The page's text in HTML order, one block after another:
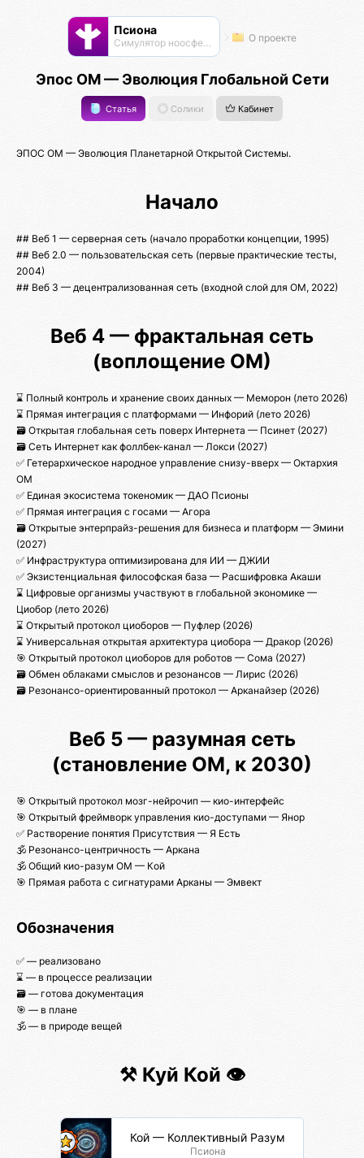
Псиона
Cимулятор ноосферы О проекте
Эпос ОМ — Эволюция Глобальной Сети
Статья Солики Кабинет
ЭПОС ОМ — Эволюция Планетарной Открытой Системы.
Начало
## Веб 1 — серверная сеть (начало проработки концепции, 1995)
## Веб 2.0 — пользовательская сеть (первые практические тесты,
2004)
## Веб 3 — децентрализованная сеть (входной слой для ОМ, 2022)
Веб 4 — фрактальная сеть
(воплощение ОМ)
⌛ Полный контроль и хранение своих данных — Меморон (лето 2026)
⌛ Прямая интеграция с платформами — Инфорий (лето 2026)
🗃️ Открытая глобальная сеть поверх Интернета — Псинет (2027)
🗃️ Сеть Интернет как фоллбек-канал — Локcи (2027)
✅ Гетерархическое народное управление снизу-вверх — Октархия
ОМ
✅ Единая экосистема токеномик — ДАО Псионы
✅ Прямая интеграция с госами — Агора
🗃️ Открытые энтерпрайз-решения для бизнеса и платформ — Эмини
(2027)
✅ Инфраструктура оптимизирована для ИИ — ДЖИИ
✅ Экзистенциальная философская база — Расшифровка Акаши
⌛ Цифровые организмы участвуют в глобальной экономике —
Циобор (лето 2026)
⌛ Открытый протокол циоборов — Пуфлер (2026)
⌛ Универсальная открытая архитектура циобора — Дракор (2026)
🎯 Открытый протокол циоборов для роботов — Сома (2027)
🗃️ Обмен облаками смыслов и резонансов — Лирис (2026)
🗃️ Резонансо-ориентированный протокол — Арканайзер (2026)
Веб 5 — разумная сеть
(становление ОМ, к 2030)
🎯 Открытый протокол мозг-нейрочип — кио-интерфейс
🎯 Открытый фреймворк управления кио-доступами — Янор
✅ Растворение понятия Присутствия — Я Есть
🕉️ Резонансо-центричность — Аркана
🕉️ Общий кио-разум ОМ — Кой
🎯 Прямая работа с сигнатурами Арканы — Эмвект
Обозначения
✅ — реализовано
⌛ — в процессе реализации
🗃️ — готова документация
🎯 — в плане
🕉️ — в природе вещей
⚒️ Куй Кой 👁️
Кой — Коллективный Разум
Псиона